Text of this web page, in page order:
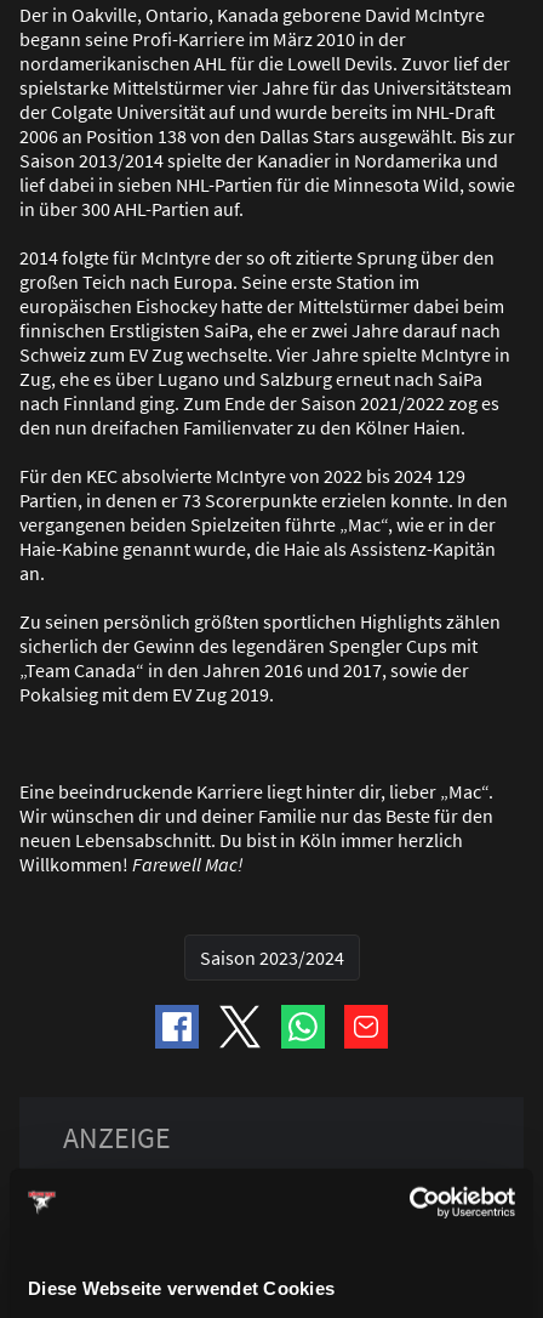
Diese Webseite verwendet Cookies
Der in Oakville, Ontario, Kanada geborene David McIntyre
begann seine Profi-Karriere im März 2010 in der
nordamerikanischen AHL für die Lowell Devils. Zuvor lief der
spielstarke Mittelstürmer vier Jahre für das Universitätsteam
der Colgate Universität auf und wurde bereits im NHL-Draft
2006 an Position 138 von den Dallas Stars ausgewählt. Bis zur
Saison 2013/2014 spielte der Kanadier in Nordamerika und
lief dabei in sieben NHL-Partien für die Minnesota Wild, sowie
in über 300 AHL-Partien auf.
2014 folgte für McIntyre der so oft zitierte Sprung über den
großen Teich nach Europa. Seine erste Station im
europäischen Eishockey hatte der Mittelstürmer dabei beim
finnischen Erstligisten SaiPa, ehe er zwei Jahre darauf nach
Schweiz zum EV Zug wechselte. Vier Jahre spielte McIntyre in
Zug, ehe es über Lugano und Salzburg erneut nach SaiPa
nach Finnland ging. Zum Ende der Saison 2021/2022 zog es
den nun dreifachen Familienvater zu den Kölner Haien.
Für den KEC absolvierte McIntyre von 2022 bis 2024 129
Partien, in denen er 73 Scorerpunkte erzielen konnte. In den
vergangenen beiden Spielzeiten führte „Mac“, wie er in der
Haie-Kabine genannt wurde, die Haie als Assistenz-Kapitän
an.
Zu seinen persönlich größten sportlichen Highlights zählen
sicherlich der Gewinn des legendären Spengler Cups mit
„Team Canada“ in den Jahren 2016 und 2017, sowie der
Pokalsieg mit dem EV Zug 2019.
Eine beeindruckende Karriere liegt hinter dir, lieber „Mac“.
Wir wünschen dir und deiner Familie nur das Beste für den
neuen Lebensabschnitt. Du bist in Köln immer herzlich
Willkommen! Farewell Mac!
Saison 2023/2024